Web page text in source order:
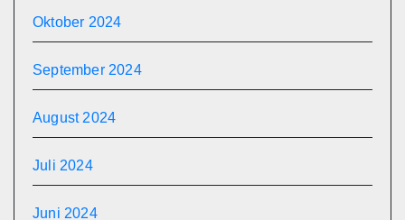
Oktober 2024
September 2024
August 2024
Juli 2024
Juni 2024